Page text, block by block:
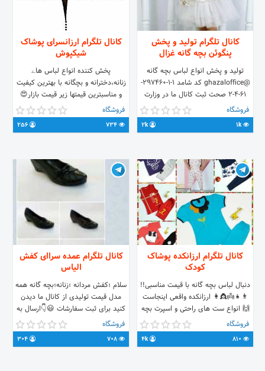
کانال تلگرام تولید و پخش
پنگوئن بچه گانه غزال
تولید و پخش انواع لباس بچه گانه
@ghazaloffice کد شامد 1-1-297460-
61-4-2 صحت ثبت کانال ما در وزارت
فرهنگ و ارشاد
http://t.me/itdmcbot?
start=tpkidsghazal اماده همکاری با
@ghazalersaliha
فروشگاه
1k
2k
کانال تلگرام ارزانسرای پوشاک
شیکپوش
پخش کننده انواع لباس هاے
زنانه،دخترانه و بچگانه با بهترین کیفیت
و مناسبترین قیمتها زیر قیمت بازار😍
مناسب برای مغازه ها،لباس فروشی ها
ارزانسراها و تمامی فروشندگان البسه
شروع قیمتها از ۷۰۰۰تومن ارساڸ به
فروشگاه
کانال تلگرام ارزانکده پوشاک
کودک
دنبال لباس بچه گانه با قیمت مناسبی!!
👨👧👼👸👩 ارزانکده واقعی اینجاست
🙌 انواع ست های راحتی و اسپرت بچه
گانه با یکبار خرید مشتری دائم ما
میشوید😎😍 کیفیت را ارزان بخرید..👌
👌
فروشگاه
4k
کانال تلگرام عمده سراای کفش
الیاس
سلام ؛کفش مردانه ؛زنانه؛بچه گانه همه
مدل قیمت تولیدی از کانال ما دیدن
کنید برای ثبت سفارشات 😃👇ارسال به
تمام نقاط کشور Beshyr101فروشگاه